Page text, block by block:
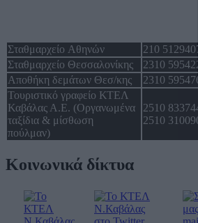
Σταθμαρχείο Αθηνών
210 5129407
Σταθμαρχείο Θεσσαλονίκης
2310 595422
Αποθήκη δεμάτων Θεσ/κης
2310
Τουριστικό γραφείο ΚΤΕΛ
Καβάλας Α.Ε. (Οργανωμένα
ταξίδια & μίσθωση
πούλμαν)
2510
2510
Κοινωνικά δίκτυα